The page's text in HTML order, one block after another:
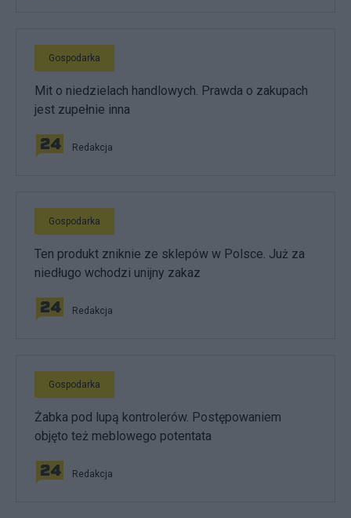
Gospodarka
Mit o niedzielach handlowych. Prawda o zakupach
jest zupełnie inna
Redakcja
Gospodarka
Ten produkt zniknie ze sklepów w Polsce. Już za
niedługo wchodzi unijny zakaz
Redakcja
Gospodarka
Żabka pod lupą kontrolerów. Postępowaniem
objęto też meblowego potentata
Redakcja